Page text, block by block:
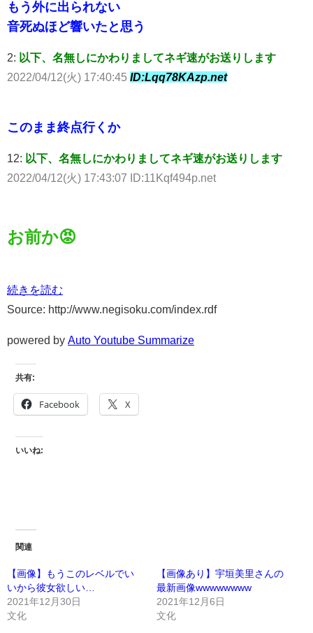
もう外に出られない
音死ぬほど響いたと思う
2: 以下、名無しにかわりましてネギ速がお送りします
2022/04/12(火) 17:40:45 ID:Lqq78KAzp.net
このまま終点行くか
12: 以下、名無しにかわりましてネギ速がお送りします
2022/04/12(火) 17:43:07 ID:11Kqf494p.net
お前か😡
続きを読む
Source: http://www.negisoku.com/index.rdf
powered by Auto Youtube Summarize
共有:
Facebook X
いいね:
関連
【画像】もうこのレベルでい
いから彼女欲しい…
2021年12月30日
文化
【画像あり】宇垣美里さんの
最新画像wwwwwwww
2021年12月6日
文化